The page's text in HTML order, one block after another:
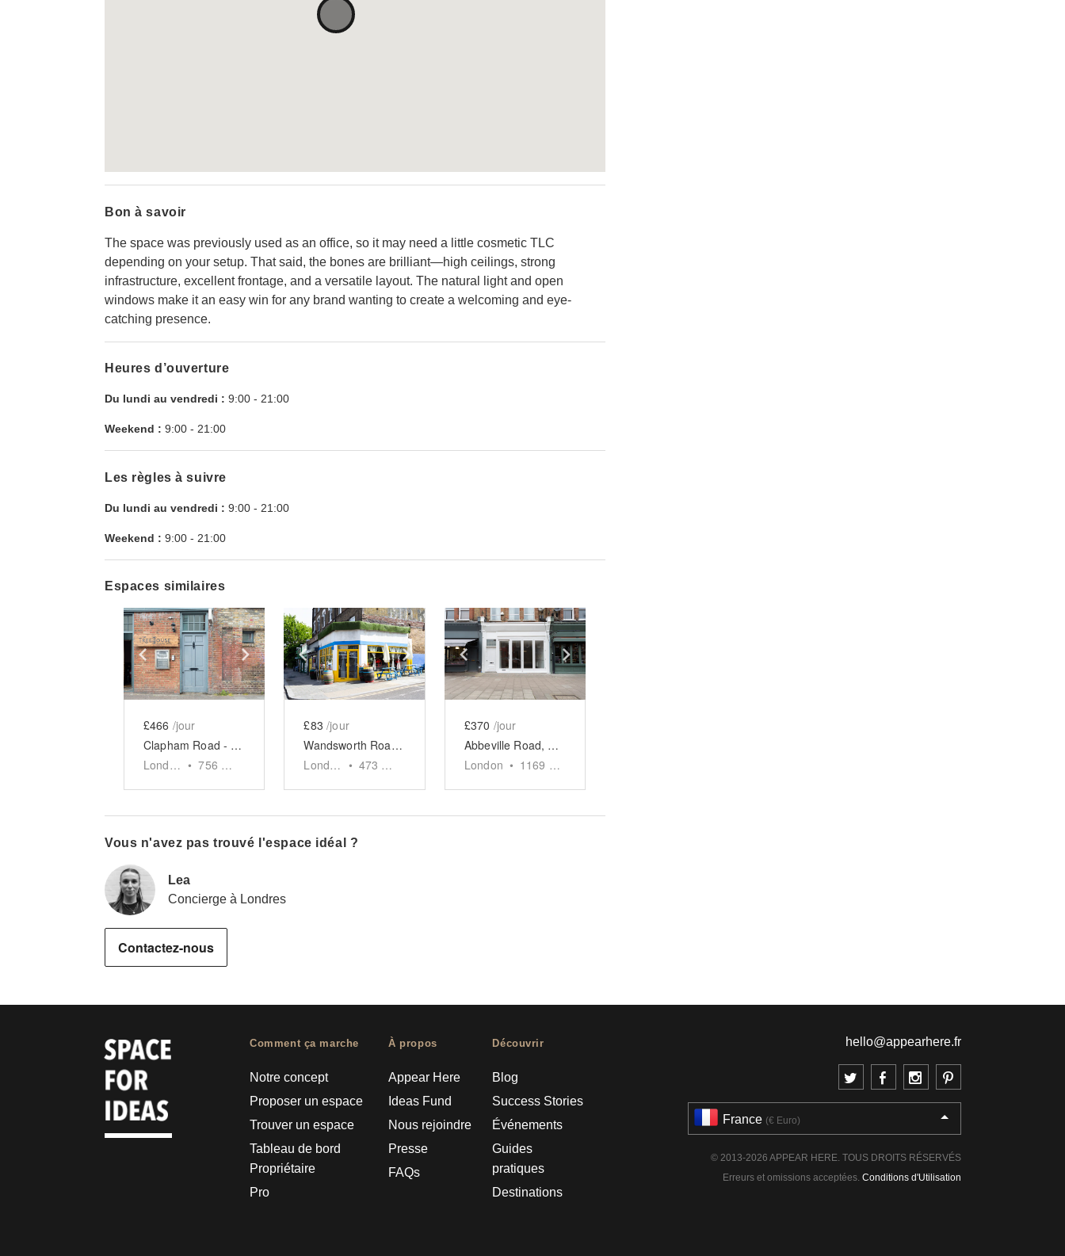
Bon à savoir
The space was previously used as an office, so it may need a little cosmetic TLC
depending on your setup. That said, the bones are brilliant—high ceilings, strong
infrastructure, excellent frontage, and a versatile layout. The natural light and open
windows make it an easy win for any brand wanting to create a welcoming and eye-
catching presence.
Heures d’ouverture
Du lundi au vendredi : 9:00 - 21:00
Weekend : 9:00 - 21:00
Les règles à suivre
Du lundi au vendredi : 9:00 - 21:00
Weekend : 9:00 - 21:00
Espaces similaires
Show previous slideShow next slide
£466 /jour
Clapham Road - F&B Venue
London • 756
Show previous slideShow next slide
£83 /jour
Wandsworth Road - The Corner Restaurant
London • 473
Show previous slideShow next slide
£370 /jour
Abbeville Road, Clapham - Spacious White Store
London • 1169
Vous n'avez pas trouvé l'espace idéal ?
Lea
Concierge à Londres
Contactez-nous
Comment ça marche
Notre concept
Proposer un espace
Trouver un espace
Tableau de bord
Propriétaire
Pro
À propos
Appear Here
Ideas Fund
Nous rejoindre
Presse
FAQs
Découvrir
Blog
Success Stories
Événements
Guides
pratiques
Destinations
hello@appearhere.fr
France (€ Euro)
© 2013-2026 APPEAR HERE. TOUS DROITS RÉSERVÉS
Erreurs et omissions acceptées. Conditions d'Utilisation